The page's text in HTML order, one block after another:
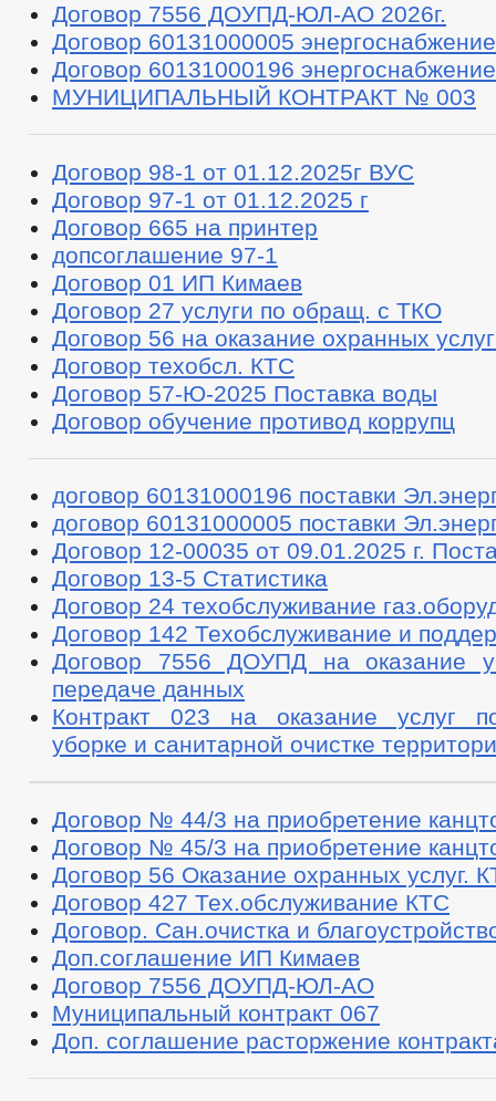
Договор 7556 ДОУПД-ЮЛ-АО 2026г.
Договор 60131000005
Договор 60131000196
МУНИЦИПАЛЬНЫЙ КОНТРАКТ № 003
Договор 98-1 от 01.12.2025г ВУС
Договор 97-1 от 01.12.2025 г
Договор 665 на принтер
допсоглашение 97-1
Договор 01 ИП Кимаев
Договор 27 услуги по обращ. с ТКО
Договор 56 на оказание охранных
Договор техобсл. КТС
Договор 57-Ю-2025 Поставка воды
Договор обучение противод коррупц
договор 60131000196 поставки
договор 60131000005 поставки
Договор 12-00035 от 09.01.2025 г.
Договор 13-5 Статистика
Договор 24 техобслуживание
Договор 142 Техобслуживание и
Договор 7556 ДОУПД на оказание
передаче данных
Контракт 023 на оказание услуг
уборке и санитарной очистке
Договор № 44/3 на приобретение
Договор № 45/3 на приобретение
Договор 56 Оказание охранных услуг.
Договор 427 Тех.обслуживание КТС
Договор. Сан.очистка и
Доп.соглашение ИП Кимаев
Договор 7556 ДОУПД-ЮЛ-АО
Муниципальный контракт 067
Доп. соглашение расторжение